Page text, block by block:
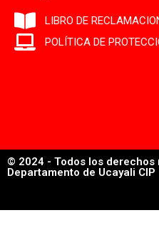
LIBRO DE
POLÍTICA DE
© 2024 - Todos los derechos
Departamento de Ucayali CIP